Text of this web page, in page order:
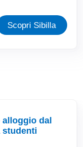
Scopri Sibilla
dal
studenti